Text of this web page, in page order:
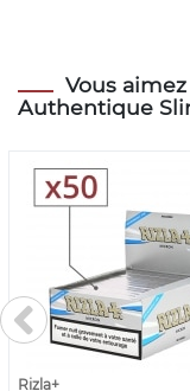
Vous
Authentique
Rizla+